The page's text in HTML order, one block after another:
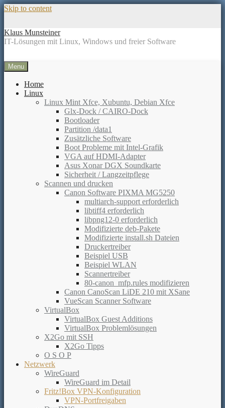
Skip to content
Klaus Munsteiner
IT-Lösungen mit Linux, Windows und freier Software
Menu
Home
Linux
Linux Mint Xfce, Xubuntu, Debian Xfce
Glx-Dock / CAIRO-Dock
Bootloader
Partition /data1
Zusätzliche Software
Boot Probleme mit Intel-Grafik
VGA auf HDMI-Adapter
Asus Xonar DGX Soundkarte
Sicherheit / Langzeitpflege
Scannen und drucken
Canon Software PIXMA MG5250
multiarch-support erforderlich
libtiff4 erforderlich
libpng12-0 erforderlich
Modifizierte deb-Pakete
Modifizierte install.sh Dateien
Druckertreiber
Beispiel USB
Beispiel WLAN
Scannertreiber
80-canon_mfp.rules modifizieren
Canon CanoScan LiDE 210 mit XSane
VueScan Scanner Software
VirtualBox
VirtualBox Guest Additions
VirtualBox Problemlösungen
X2Go mit SSH
X2Go Tipps
O S O P
Netzwerk
WireGuard
WireGuard im Detail
Fritz!Box VPN-Konfiguration
VPN-Portfreigaben